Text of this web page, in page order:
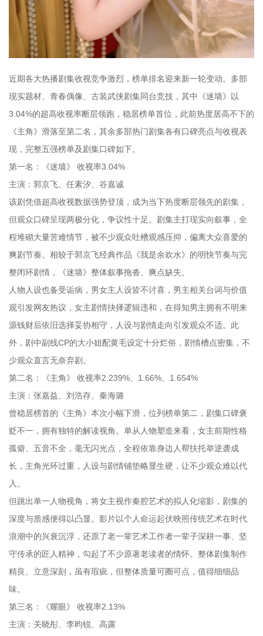
近期各大热播剧集收视竞争激烈，榜单排名迎来新一轮变动。多部
现实题材、青春偶像、古装武侠剧集同台竞技，其中《迷墙》以
3.04%的超高收视率断层领跑，稳居榜单首位，此前热度居高不下的
《主角》滑落至第二名，其余多部热门剧集各有口碑亮点与收视表
现，完整五强榜单及剧集口碑如下。
第一名：《迷墙》 收视率3.04%
主演：郭京飞、任素汐、谷嘉诚
该剧凭借超高收视数据强势登顶，成为当下热度断层领先的剧集，
但观众口碑呈现两极分化，争议性十足。剧集主打现实向叙事，全
程堆砌大量苦难情节，被不少观众吐槽观感压抑，偏离大众喜爱的
爽剧节奏。相较于郭京飞经典作品《我是余欢水》的明快节奏与完
整闭环剧情，《迷墙》整体叙事拖沓、爽点缺失。
人物人设也备受诟病，男女主人设皆不讨喜，男主相关台词与价值
观引发网友热议，女主剧情抉择逻辑违和，在得知男主拥有不明来
源钱财后依旧选择妥协相守，人设与剧情走向引发观众不适。此
外，剧中副线CP的大小姐配黄毛设定十分烂俗，剧情槽点密集，不
少观众直言无奈弃剧。
第二名：《主角》 收视率2.239%、1.66%、1.654%
主演：张嘉益、刘浩存、秦海璐
曾稳居榜首的《主角》本次小幅下滑，位列榜单第二，剧集口碑褒
贬不一，拥有独特的解读视角。单从人物塑造来看，女主前期性格
孤僻、五音不全，毫无闪光点，全程依靠身边人帮扶托举逆袭成
长，主角光环过重，人设与剧情铺垫略显生硬，让不少观众难以代
入。
但跳出单一人物视角，将女主视作秦腔艺术的拟人化缩影，剧集的
深度与质感便得以凸显。影片以个人命运起伏映照传统艺术在时代
浪潮中的兴衰沉浮，还原了老一辈艺术工作者一辈子深耕一事、坚
守传承的匠人精神，勾起了不少原著老读者的情怀。整体剧集制作
精良、立意深刻，虽有瑕疵，但整体质量可圈可点，值得细细品
味。
第三名：《耀眼》 收视率2.13%
主演：关晓彤、李昀锐、高露